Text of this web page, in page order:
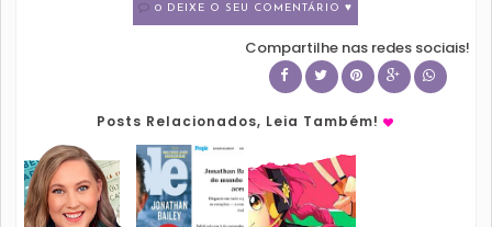
0 DEIXE O SEU COMENTÁRIO ♥
Compartilhe nas redes sociais!
Posts Relacionados, Leia Também!